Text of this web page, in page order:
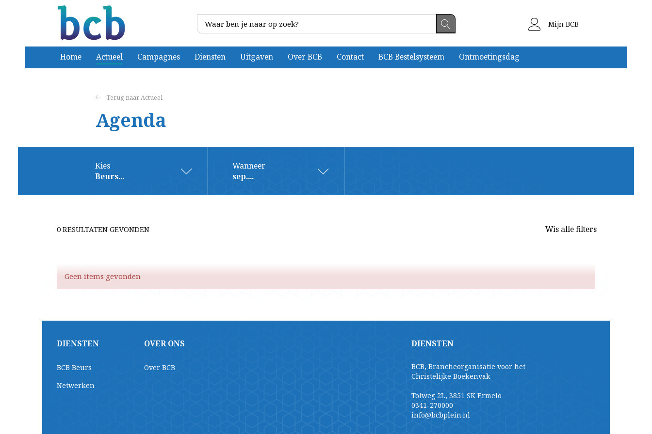
Mijn BCB
Home Actueel Campagnes Diensten Uitgaven Over BCB Contact BCB Bestelsysteem Ontmoetingsdag
Actueel
Agenda
Kies
Beurs...
Wanneer
sep....
0 RESULTATEN GEVONDEN Wis alle filters
Geen items gevonden
DIENSTEN
BCB Beurs
Netwerken
OVER ONS
Over BCB
DIENSTEN
BCB, Brancheorganisatie voor het
Christelijke Boekenvak
Tolweg 2L, 3851 SK Ermelo
0341-270000
info@bcbplein.nl